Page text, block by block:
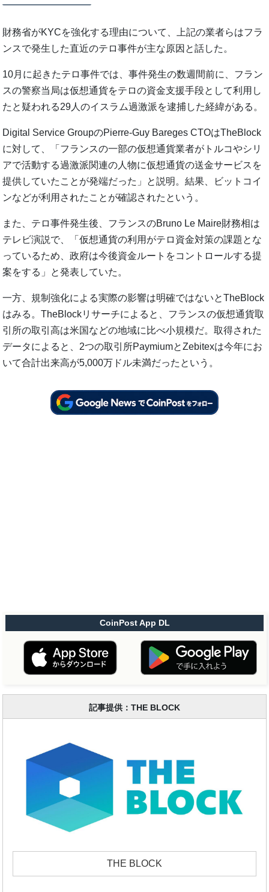
財務省がKYCを強化する理由について、上記の業者らはフラ
ンスで発生した直近のテロ事件が主な原因と話した。
10月に起きたテロ事件では、事件発生の数週間前に、フラン
スの警察当局は仮想通貨をテロの資金支援手段として利用し
たと疑われる29人のイスラム過激派を逮捕した経緯がある。
Digital Service GroupのPierre-Guy Bareges CTOはTheBlock
に対して、「フランスの一部の仮想通貨業者がトルコやシリ
アで活動する過激派関連の人物に仮想通貨の送金サービスを
提供していたことが発端だった」と説明。結果、ビットコイ
ンなどが利用されたことが確認されたという。
また、テロ事件発生後、フランスのBruno Le Maire財務相は
テレビ演説で、「仮想通貨の利用がテロ資金対策の課題とな
っているため、政府は今後資金ルートをコントロールする提
案をする」と発表していた。
一方、規制強化による実際の影響は明確ではないとTheBlock
はみる。TheBlockリサーチによると、フランスの仮想通貨取
引所の取引高は米国などの地域に比べ小規模だ。取得された
データによると、2つの取引所PaymiumとZebitexは今年にお
いて合計出来高が5,000万ドル未満だったという。
CoinPost App DL
記事提供：THE BLOCK
THE BLOCK